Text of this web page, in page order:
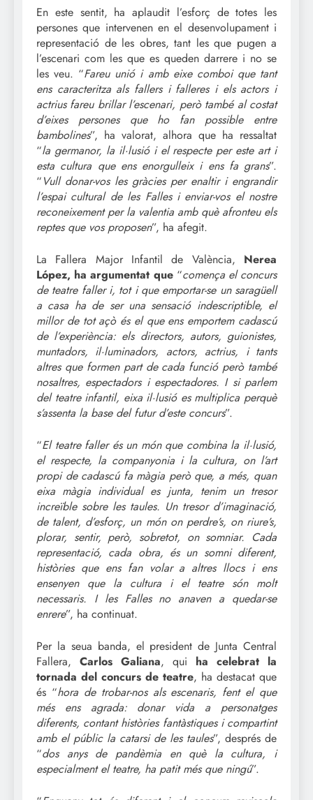
En este sentit, ha aplaudit l’esforç de totes les
persones que intervenen en el desenvolupament i
representació de les obres, tant les que pugen a
l’escenari com les que es queden darrere i no se
les veu. “Fareu unió i amb eixe comboi que tant
ens caracteritza als fallers i falleres i els actors i
actrius fareu brillar l’escenari, però també al costat
d’eixes persones que ho fan possible entre
bambolines”, ha valorat, alhora que ha ressaltat
“la germanor, la il·lusió i el respecte per este art i
esta cultura que ens enorgulleix i ens fa grans”.
“Vull donar-vos les gràcies per enaltir i engrandir
l’espai cultural de les Falles i enviar-vos el nostre
reconeixement per la valentia amb què afronteu els
reptes que vos proposen”, ha afegit.
La Fallera Major Infantil de València, Nerea
López, ha argumentat que“comença el concurs
de teatre faller i, tot i que emportar-se un saragüell
a casa ha de ser una sensació indescriptible, el
millor de tot açò és el que ens emportem cadascú
de l’experiència: els directors, autors, guionistes,
muntadors, il·luminadors, actors, actrius, i tants
altres que formen part de cada funció però també
nosaltres, espectadors i espectadores. I si parlem
del teatre infantil, eixa il·lusió es multiplica perquè
s’assenta la base del futur d’este concurs”.
“El teatre faller és un món que combina la il·lusió,
el respecte, la companyonia i la cultura, on l’art
propi de cadascú fa màgia però que, a més, quan
eixa màgia individual es junta, tenim un tresor
increïble sobre les taules. Un tresor d’imaginació,
de talent, d’esforç, un món on perdre’s, on riure’s,
plorar, sentir, però, sobretot, on somniar. Cada
representació, cada obra, és un somni diferent,
històries que ens fan volar a altres llocs i ens
ensenyen que la cultura i el teatre són molt
necessaris. I les Falles no anaven a quedar-se
enrere”, ha continuat.
Per la seua banda, el president de Junta Central
Fallera, Carlos Galiana, qui ha celebrat la
tornada del concurs de teatre, ha destacat que
és “hora de trobar-nos als escenaris, fent el que
més ens agrada: donar vida a personatges
diferents, contant històries fantàstiques i compartint
amb el públic la catarsi de les taules”, després de
“dos anys de pandèmia en què la cultura, i
especialment el teatre, ha patit més que ningú”.